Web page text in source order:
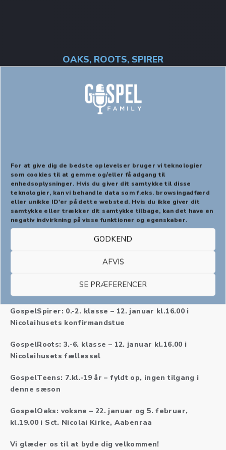
For at give dig de bedste oplevelser bruger vi teknologier
som cookies til at gemme og/eller få adgang til
enhedsoplysninger. Hvis du giver dit samtykke til disse
teknologier, kan vi behandle data som f.eks. browsingadfærd
eller unikke ID'er på dette websted. Hvis du ikke giver dit
samtykke eller trækker dit samtykke tilbage, kan det have en
negativ indvirkning på visse funktioner og egenskaber.
GODKEND
AFVIS
SE PRÆFERENCER
OAKS, ROOTS, SPIRER
GospelSpirer, GospelRoots
og GospelOaks åbner for
Der er plads til alle i Aabenraa Sogns GospelFamily.
Nu åbner vi for en ny sæson med masser af sang,
oplevelser og fællesskab:
Du møder bare op på nedenstående tidspunkter og
steder, og så vil korlederne tage sig godt af dig
GospelSpirer: 0.-2. klasse – 12. januar kl.16.00 i
Nicolaihusets konfirmandstue
GospelRoots: 3.-6. klasse – 12. januar kl.16.00 i
Nicolaihusets fællessal
GospelTeens: 7.kl.-19 år – fyldt op, ingen tilgang i
denne sæson
GospelOaks: voksne – 22. januar og 5. februar,
kl.19.00 i Sct. Nicolai Kirke, Aabenraa
Vi glæder os til at byde dig velkommen!
PREVIOUS